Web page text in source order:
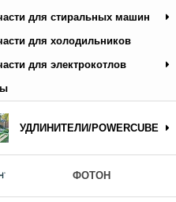
для стиральных машин
для холодильников
для электрокотлов
УДЛИНИТЕЛИ/POWERCUBE
ФОТОН